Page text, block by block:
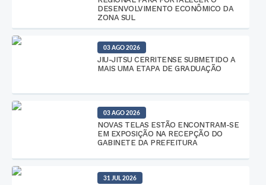
DESENVOLVIMENTO ECONÔMICO DA
ZONA SUL
03 AGO 2026
JIU-JITSU CERRITENSE SUBMETIDO A
MAIS UMA ETAPA DE GRADUAÇÃO
03 AGO 2026
NOVAS TELAS ESTÃO ENCONTRAM-SE
EM EXPOSIÇÃO NA RECEPÇÃO DO
GABINETE DA PREFEITURA
31 JUL 2026